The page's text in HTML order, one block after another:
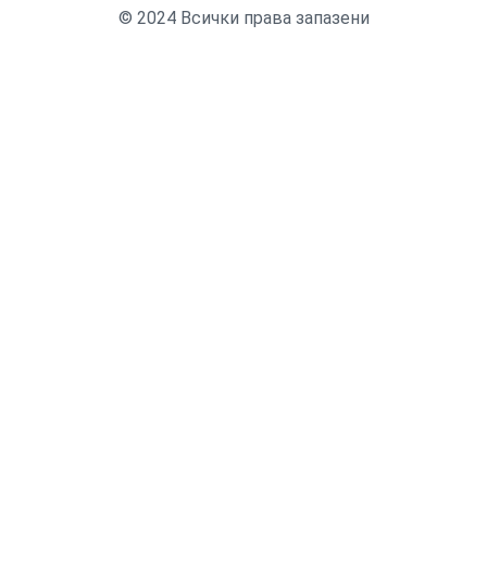
© 2024 Всички права запазени